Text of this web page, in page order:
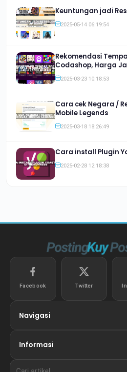
Keuntungan jadi
2025-05-14 06:19:54
Rekomendasi
Codashop, Harga
2025-03-23 10:18:53
Cara cek Negara /
Mobile Legends
2025-03-18 18:26:49
Cara install Plugin
2025-02-28 12:18:38
Facebook Twitter
Navigasi
Informasi